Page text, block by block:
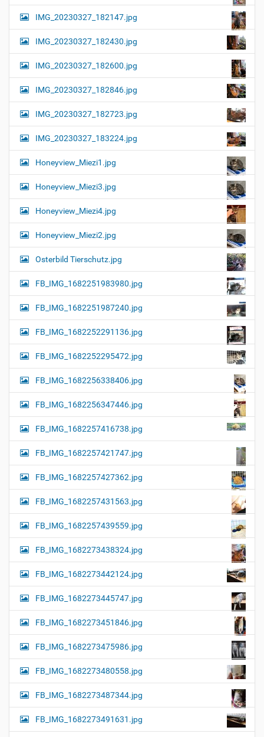
IMG_20230327_182147.jpg
IMG_20230327_182430.jpg
IMG_20230327_182600.jpg
IMG_20230327_182846.jpg
IMG_20230327_182723.jpg
IMG_20230327_183224.jpg
Honeyview_Miezi1.jpg
Honeyview_Miezi3.jpg
Honeyview_Miezi4.jpg
Honeyview_Miezi2.jpg
Osterbild Tierschutz.jpg
FB_IMG_1682251983980.jpg
FB_IMG_1682251987240.jpg
FB_IMG_1682252291136.jpg
FB_IMG_1682252295472.jpg
FB_IMG_1682256338406.jpg
FB_IMG_1682256347446.jpg
FB_IMG_1682257416738.jpg
FB_IMG_1682257421747.jpg
FB_IMG_1682257427362.jpg
FB_IMG_1682257431563.jpg
FB_IMG_1682257439559.jpg
FB_IMG_1682273438324.jpg
FB_IMG_1682273442124.jpg
FB_IMG_1682273445747.jpg
FB_IMG_1682273451846.jpg
FB_IMG_1682273475986.jpg
FB_IMG_1682273480558.jpg
FB_IMG_1682273487344.jpg
FB_IMG_1682273491631.jpg